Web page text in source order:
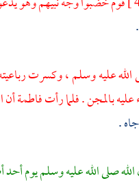
عليه وسلم ، وكسرت
بالمجن . فلما رأتفاطمةأن
.
صلى الله عليه وسلم يومأحد